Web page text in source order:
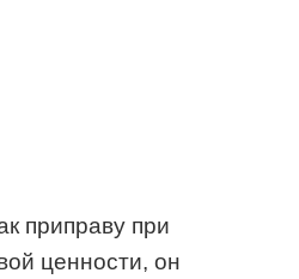
приправу при
ценности, он